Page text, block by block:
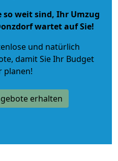
so weit sind, Ihr Umzug
wartet auf Sie!
und natürlich
, damit Sie Ihr Budget
planen!
erhalten